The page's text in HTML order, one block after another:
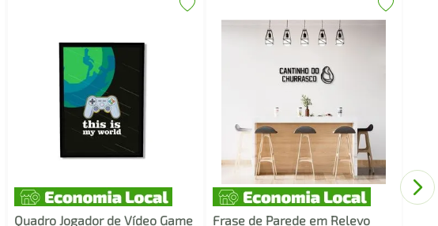
Quadro Jogador de Vídeo Game
Frase de Parede em Relevo